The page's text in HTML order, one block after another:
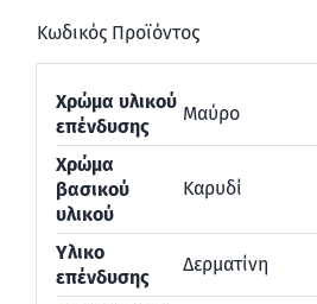
Κωδικός Προϊόντος
Χρώμα υλικού
επένδυσης
Μαύρο
Χρώμα
βασικού
υλικού
Καρυδί
Υλικο
επένδυσης
Δερματίνη